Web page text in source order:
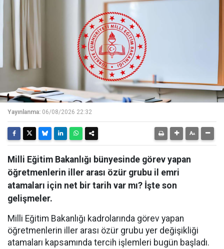
Yayınlanma: 06/08/2026 22:32
Milli Eğitim Bakanlığı bünyesinde görev yapan
öğretmenlerin iller arası özür grubu il emri
atamaları için net bir tarih var mı? İşte son
gelişmeler.
Milli Eğitim Bakanlığı kadrolarında görev yapan
öğretmenlerin iller arası özür grubu yer değişikliği
atamaları kapsamında tercih işlemleri bugün başladı.